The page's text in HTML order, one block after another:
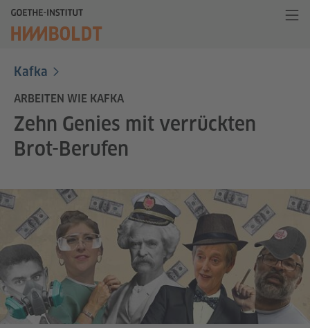
Kafka
ARBEITEN WIE KAFKA
Zehn Genies mit verrückten
Brot-Berufen